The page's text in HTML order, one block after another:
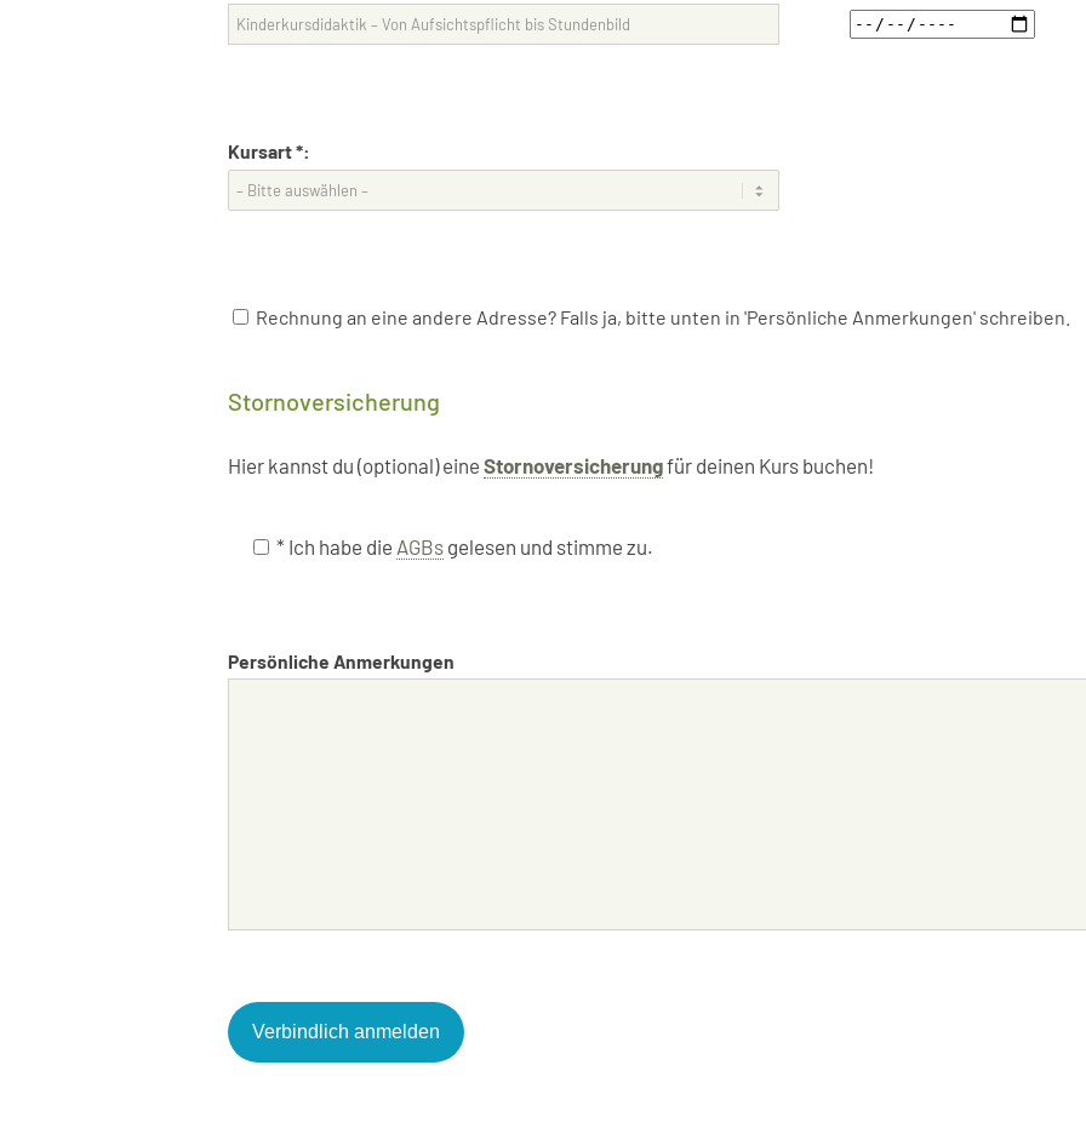
Kursart *:
Rechnung an eine andere Adresse? Falls ja, bitte unten in 'Persönliche Anmerkungen' schreiben.
Stornoversicherung
Hier kannst du (optional) eine Stornoversicherungfür deinen Kurs buchen!
* Ich habe die AGBs gelesen und stimme zu.
Persönliche Anmerkungen